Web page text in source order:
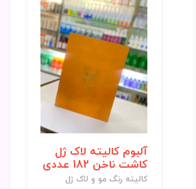
آلبوم کالیته لاک ژل
کاشت ناخن 182 عددی
کالیته رنگ مو و لاک ژل